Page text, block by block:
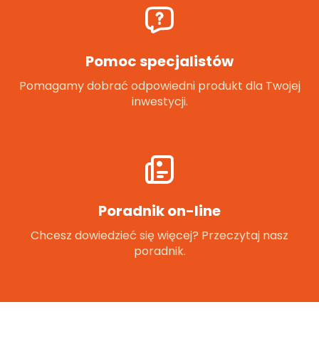
Pomoc specjalistów
Pomagamy dobrać odpowiedni produkt dla Twojej
inwestycji.
Poradnik on-line
Chcesz dowiedzieć się więcej? Przeczytaj nasz
poradnik.